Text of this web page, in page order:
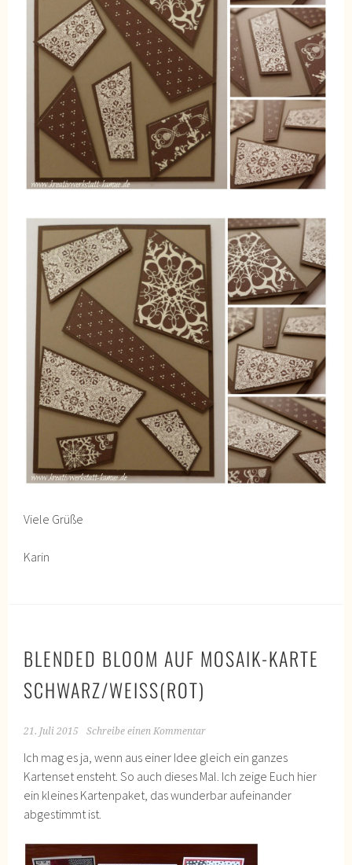
Viele Grüße
Karin
BLENDED BLOOM AUF MOSAIK-KARTE
SCHWARZ/WEISS(ROT)
21. Juli 2015 Schreibe einen Kommentar
Ich mag es ja, wenn aus einer Idee gleich ein ganzes
Kartenset ensteht. So auch dieses Mal. Ich zeige Euch hier
ein kleines Kartenpaket, das wunderbar aufeinander
abgestimmt ist.